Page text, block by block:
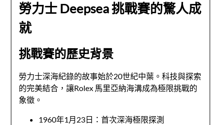
勞力士 Deepsea 挑戰賽的驚人成
就
挑戰賽的歷史背景
勞力士深海紀錄的故事始於20世紀中葉。科技與探索
的完美結合，讓Rolex 馬里亞納海溝成為極限挑戰的
象徵。
1960年1月23日：首次深海極限探測